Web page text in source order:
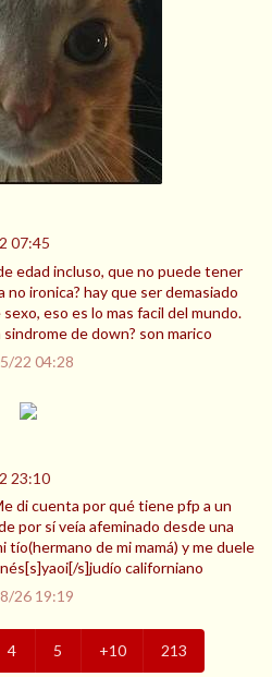
07:45
edad incluso, que no puede tener
no ironica? hay que ser demasiado
eso es lo mas facil del mundo.
de down? son marico
22 04:28
23:10
di cuenta por qué tiene pfp a un
por sí veía afeminado desde una
tío(hermano de mi mamá) y me duele
s]judío californiano
26 19:19
4 5 +10 213